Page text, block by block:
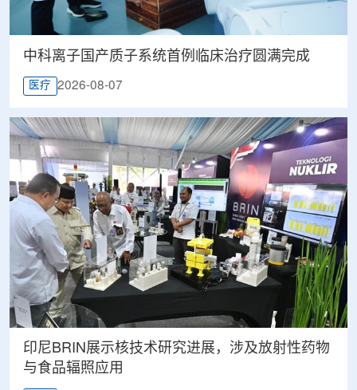
中科离子国产质子系统首例临床治疗圆满完成
医疗 2026-08-07
印尼BRIN展示核技术研究进展，涉及放射性药物
与食品辐照应用